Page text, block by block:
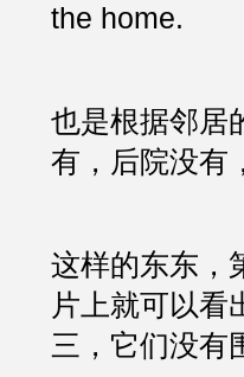
the home.
也是根据邻居
有，后院没有
这样的东东，
片上就可以看
三，它们没有